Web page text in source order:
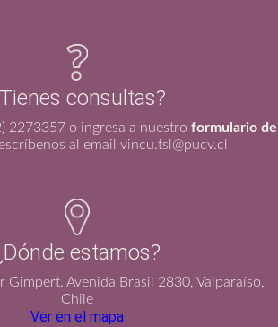
consultas?
2273357 o ingresa a nuestro formulario de
al email vincu.tsl@pucv.cl
estamos?
Gimpert. Avenida Brasil 2830, Valparaíso,
Chile
Ver en el mapa